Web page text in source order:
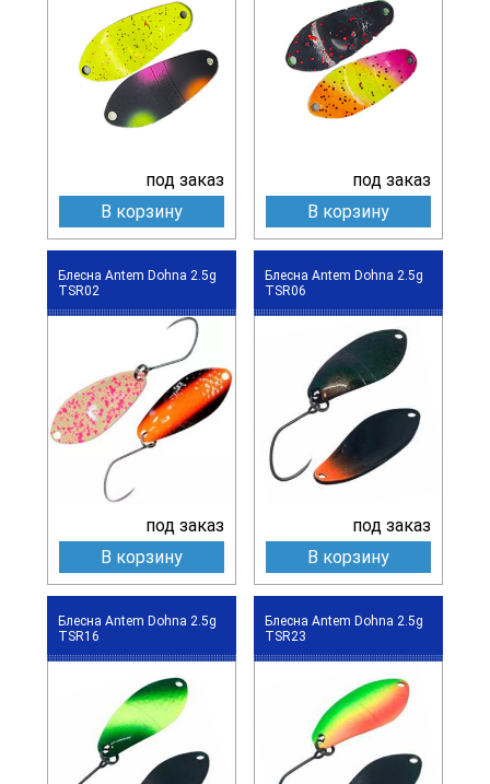
под заказ
В корзину
под заказ
В корзину
Блесна Antem Dohna 2.5g
TSR02
под заказ
В корзину
Блесна Antem Dohna 2.5g
TSR06
под заказ
В корзину
Блесна Antem Dohna 2.5g
TSR16
Блесна Antem Dohna 2.5g
TSR23